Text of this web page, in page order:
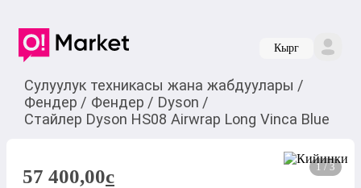
Кырг
Сулуулук техникасы жана жабдуулары /
Фендер / Фендер / Dyson /
Стайлер Dyson HS08 Airwrap Long Vinca Blue
1 / 3
57 400,00c